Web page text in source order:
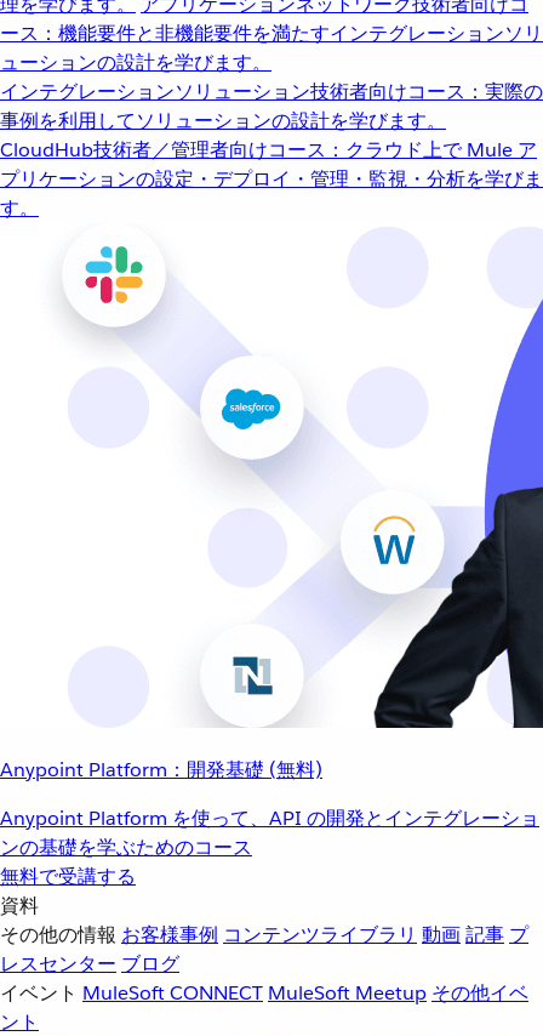
ース：機能要件と非機能要件を満たすインテグレーションソリ
ューションの設計を学びます。
インテグレーションソリューション技術者向けコース：実際の
事例を利用してソリューションの設計を学びます。
CloudHub技術者／管理者向けコース：クラウド上で Mule ア
プリケーションの設定・デプロイ・管理・監視・分析を学びま
す。
Anypoint Platform：開発基礎 (無料)
Anypoint Platform を使って、API の開発とインテグレーショ
ンの基礎を学ぶためのコース
無料で受講する
資料
その他の情報 お客様事例 コンテンツライブラリ 動画記事 プ
レスセンター ブログ
イベント MuleSoft CONNECT MuleSoft Meetup その他イベ
ント